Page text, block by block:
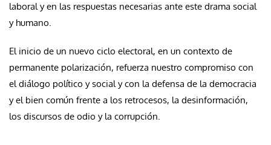
laboral y en las respuestas necesarias ante este drama social
y humano.
El inicio de un nuevo ciclo electoral, en un contexto de
permanente polarización, refuerza nuestro compromiso con
el diálogo político y social y con la defensa de la democracia
y el bien común frente a los retrocesos, la desinformación,
los discursos de odio y la corrupción.